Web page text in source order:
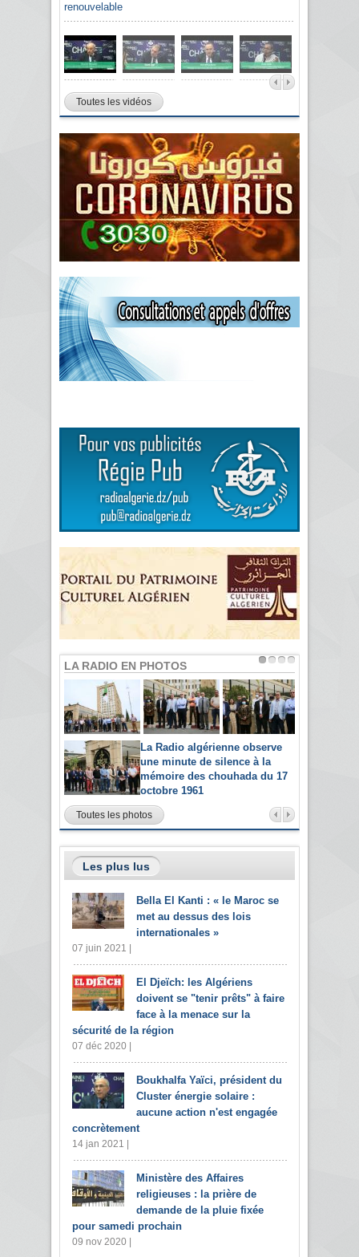
renouvelable
Toutes les vidéos
LA RADIO EN PHOTOS
La Radio algérienne observe
une minute de silence à la
mémoire des chouhada du 17
octobre 1961
Toutes les photos
Les plus lus
Bella El Kanti : « le Maroc se
met au dessus des lois
internationales »
07 juin 2021 |
El Djeïch: les Algériens
doivent se "tenir prêts" à faire
face à la menace sur la
sécurité de la région
07 déc 2020 |
Boukhalfa Yaïci, président du
Cluster énergie solaire :
aucune action n'est engagée
concrètement
14 jan 2021 |
Ministère des Affaires
religieuses : la prière de
demande de la pluie fixée
pour samedi prochain
09 nov 2020 |